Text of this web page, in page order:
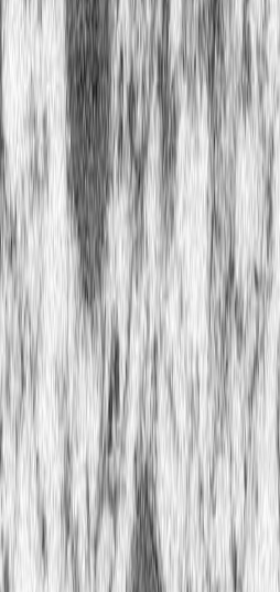
Resonansi
Sejarah
Lensa
Iqtishodia
Sastra
Literasi Umat